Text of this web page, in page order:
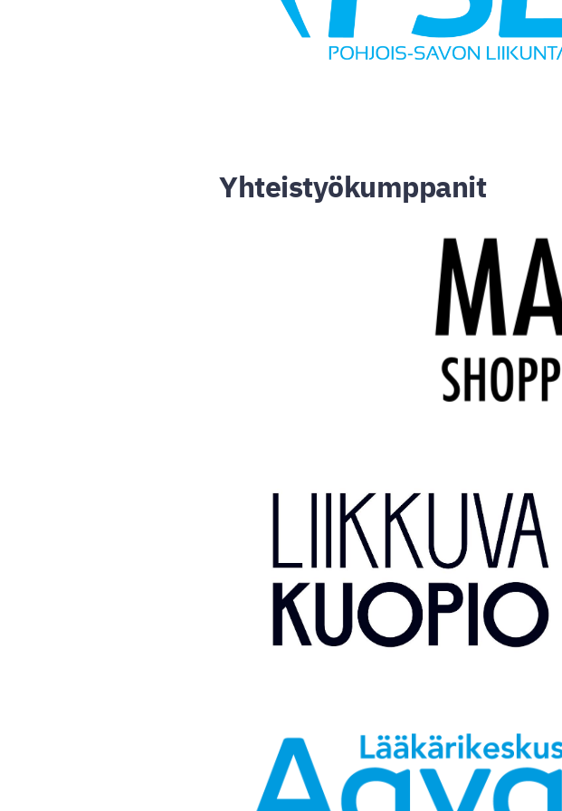
Yhteistyökumppanit